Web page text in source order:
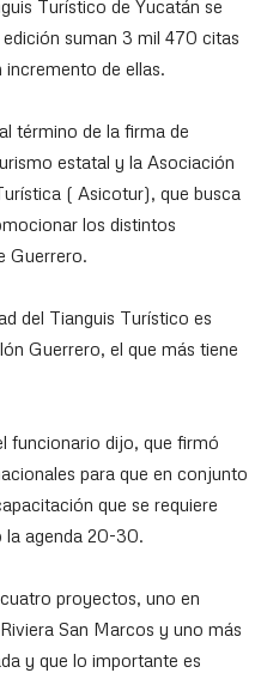
Turístico de Yucatán se
suman 3 mil 470 citas
de ellas.
término de la firma de
estatal y la Asociación
( Asicotur), que busca
los distintos
Guerrero.
del Tianguis Turístico es
Guerrero, el que más tiene
funcionario dijo, que firmó
para que en conjunto
que se requiere
la agenda 20-30.
proyectos, uno en
San Marcos y uno más
y que lo importante es